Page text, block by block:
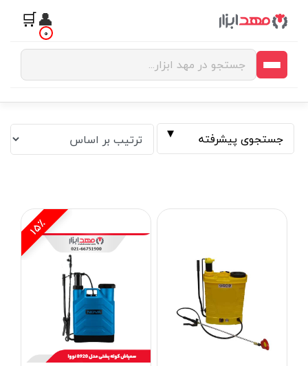
👤
🛒 0
جستجوی پیشرفته
فیلتر بر اساس قیمت
تومان تومان
15٪